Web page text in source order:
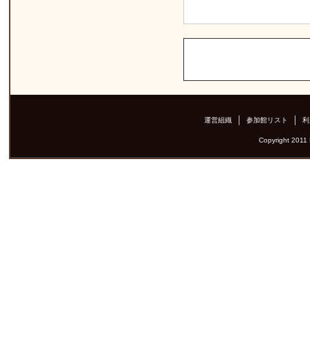
運営組織 参加館リスト
Copyright 2011